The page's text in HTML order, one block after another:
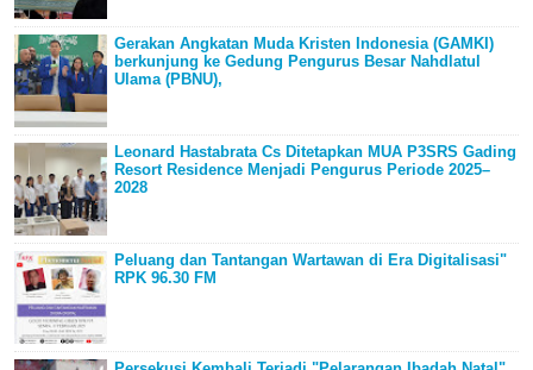
Gerakan Angkatan Muda Kristen Indonesia (GAMKI)
berkunjung ke Gedung Pengurus Besar Nahdlatul
Ulama (PBNU),
Leonard Hastabrata Cs Ditetapkan MUA P3SRS Gading
Resort Residence Menjadi Pengurus Periode 2025–
2028
Peluang dan Tantangan Wartawan di Era Digitalisasi"
RPK 96.30 FM